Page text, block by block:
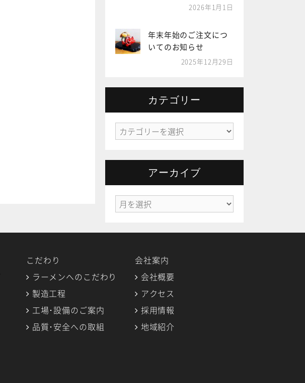
2026年1月1日
年末年始のご注文につ
いてのお知らせ
2025年12月29日
カテゴリー
カ
テ
ゴ
ー
アーカイブ
ア
ー
カ
こだわり
ラーメンへのこだわり
製造工程
工場･設備のご案内
品質･安全への取組
会社案内
会社概要
アクセス
採用情報
地域紹介